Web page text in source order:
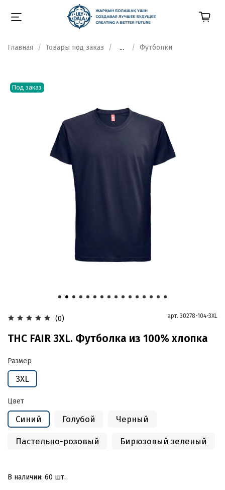
Главная Товары под заказ ... Футболки
Под заказ
(0) арт. 30278-104-3XL
THC FAIR 3XL. Футболка из 100% хлопка
Размер
3XL
Цвет
Синий Голубой Черный
Пастельно-розовый Бирюзовый зеленый
В наличии: 60 шт.